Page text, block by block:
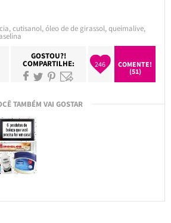
,cutisanol,óleo de de girassol,queimalive,
GOSTOU?!
COMPARTILHE: 246
COMENTE!
(51)
TAMBÉM VAI GOSTAR